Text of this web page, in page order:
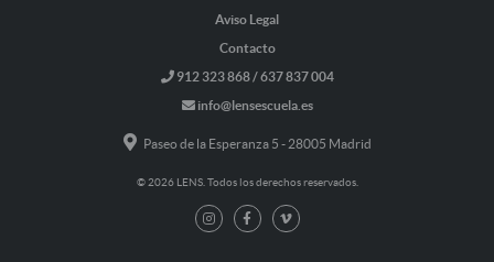
Aviso Legal
Contacto
912 323 868 / 637 837 004
info@lensescuela.es
Paseo de la Esperanza 5 - 28005 Madrid
© 2026 LENS. Todos los derechos reservados.